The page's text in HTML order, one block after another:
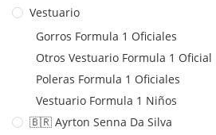
Vestuario
Gorros Formula 1 Oficiales
Otros Vestuario Formula 1 Oficial
Poleras Formula 1 Oficiales
Vestuario Formula 1 Niños
🇧🇷 Ayrton Senna Da Silva